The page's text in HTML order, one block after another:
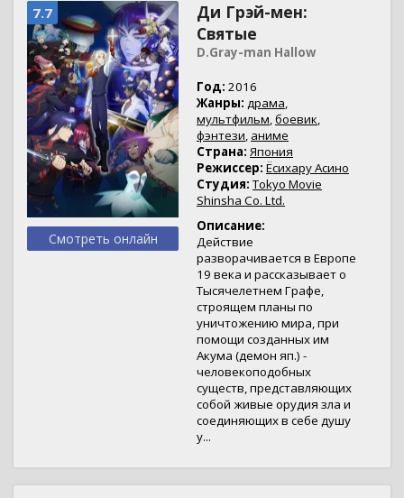
7.7
Смотреть онлайн
Ди Грэй-мен:
Святые
D.Gray-man Hallow
Год: 2016
Жанры: драма,
мультфильм,боевик,
фэнтези, аниме
Страна: Япония
Режиссер: Ёсихару Асино
Студия: Tokyo Movie
Shinsha Co. Ltd.
Описание:
Действие
разворачивается в Европе
19 века и рассказывает о
Тысячелетнем Графе,
строящем планы по
уничтожению мира, при
помощи созданных им
Акума (демон яп.) -
человекоподобных
существ, представляющих
собой живые орудия зла и
соединяющих в себе душу
у...